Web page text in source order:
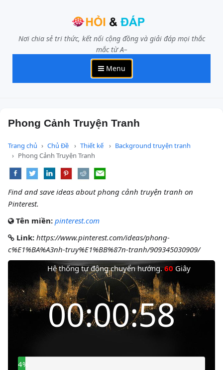
Nơi chia sẻ tri thức, kết nối cộng đồng và giải đáp mọi thắc
mắc từ A–
Menu
Phong Cảnh Truyện Tranh
Trang chủ Chủ Đề Thiết kế
Background truyện tranh
Phong Cảnh Truyện Tranh
Find and save ideas about phong cảnh truyện tranh on
Pinterest.
Tên miền: pinterest.com
Link: https://www.pinterest.com/ideas/phong-
c%E1%BA%A3nh-truy%E1%BB%87n-tranh/909345030909/
Hệ thống tự động chuyển hướng.60 Giây
Thời gian còn lại
00:00:57
5%